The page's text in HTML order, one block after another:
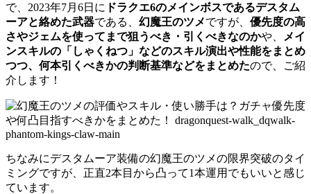
で、2023年7月6日に ドラクエ6のメインボスであるデスタム
ーアと絡めた武器である、 幻魔王のツメですが、 優先度の高
さやジェムを使ってまで狙うべき・引くべきなのかや、
メイ
ンスキルの「しゃくねつ」などのスキル演出や性能をまとめ
つつ、何本引くべきかの判断基準などをまとめたので、ご紹
介します！
ちなみにデスタムーア装備の幻魔王のツメの限界突破のタイ
ミングですが、正直2本目から凸って1本運用でもいいと感じ
ています。